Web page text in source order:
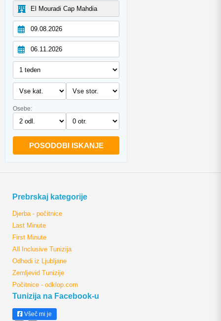
Osebe:
POSODOBI ISKANJE
Prebrskaj kategorije
Djerba - počitnice
Last Minute
First Minute
All Inclusive Tunizija
Odhodi iz Ljubljane
Zemljevid Tunizije
Počitnice - odklop.com
Tunizija na Facebook-u
Všeč mi je